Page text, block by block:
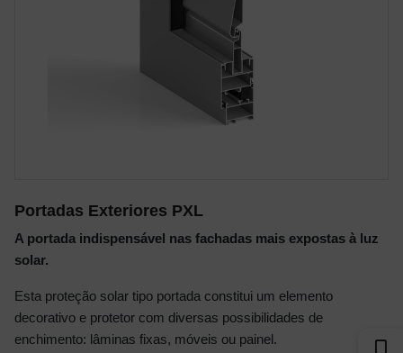
Portadas Exteriores PXL
A portada indispensável nas fachadas mais expostas à luz
solar.
Esta proteção solar tipo portada constitui um elemento
decorativo e protetor com diversas possibilidades de
enchimento: lâminas fixas, móveis ou painel.